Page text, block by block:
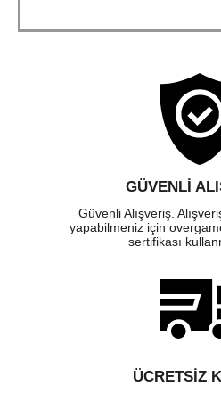
GÜVENLI
Güvenli Alışveriş.
yapabilmeniz için
sertifikası
ÜCRETSIZ